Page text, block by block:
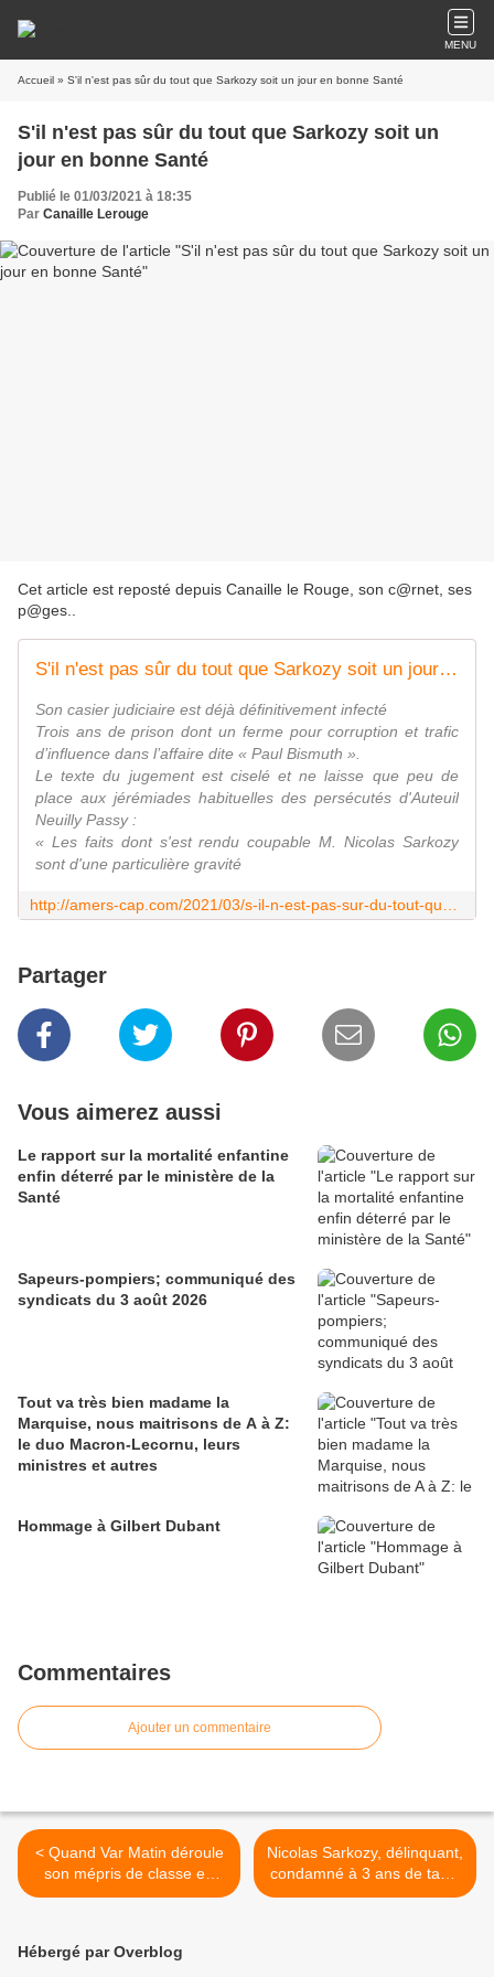
MENU
Accueil » S'il n'est pas sûr du tout que Sarkozy soit un jour en bonne Santé
S'il n'est pas sûr du tout que Sarkozy soit un
jour en bonne Santé
Publié le 01/03/2021 à 18:35
Par Canaille Lerouge
Cet article est reposté depuis Canaille le Rouge, son c@rnet, ses
p@ges.
S'il n'est pas sûr du tout que Sarkozy soit un jour en bonne Santé
Son casier judiciaire est déjà définitivement infecté
Trois ans de prison dont un ferme pour corruption et trafic
d’influence dans l’affaire dite « Paul Bismuth ».
Le texte du jugement est ciselé et ne laisse que peu de
place aux jérémiades habituelles des persécutés d'Auteuil
Neuilly Passy :
« Les faits dont s'est rendu coupable M. Nicolas Sarkozy
sont d'une particulière gravité
Partager
Vous aimerez aussi
Le rapport sur la mortalité enfantine
enfin déterré par le ministère de la
Santé
Sapeurs-pompiers; communiqué des
syndicats du 3 août 2026
Tout va très bien madame la
Marquise, nous maitrisons de A à Z:
le duo Macron-Lecornu, leurs
ministres et autres
Hommage à Gilbert Dubant
Commentaires
Ajouter un commentaire
< Quand Var Matin déroule
son mépris de classe en
s'habillant du manteau de la
Nicolas Sarkozy, délinquant,
condamné à 3 ans de taule
dont 2 avec sursis >
Hébergé par Overblog